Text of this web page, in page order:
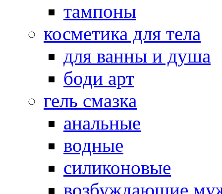
тампоны
косметика для тела
для ванны и душа
боди арт
гель смазка
анальные
водные
силиконовые